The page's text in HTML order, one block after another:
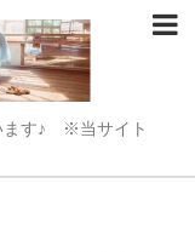
ます♪ ※当サイト